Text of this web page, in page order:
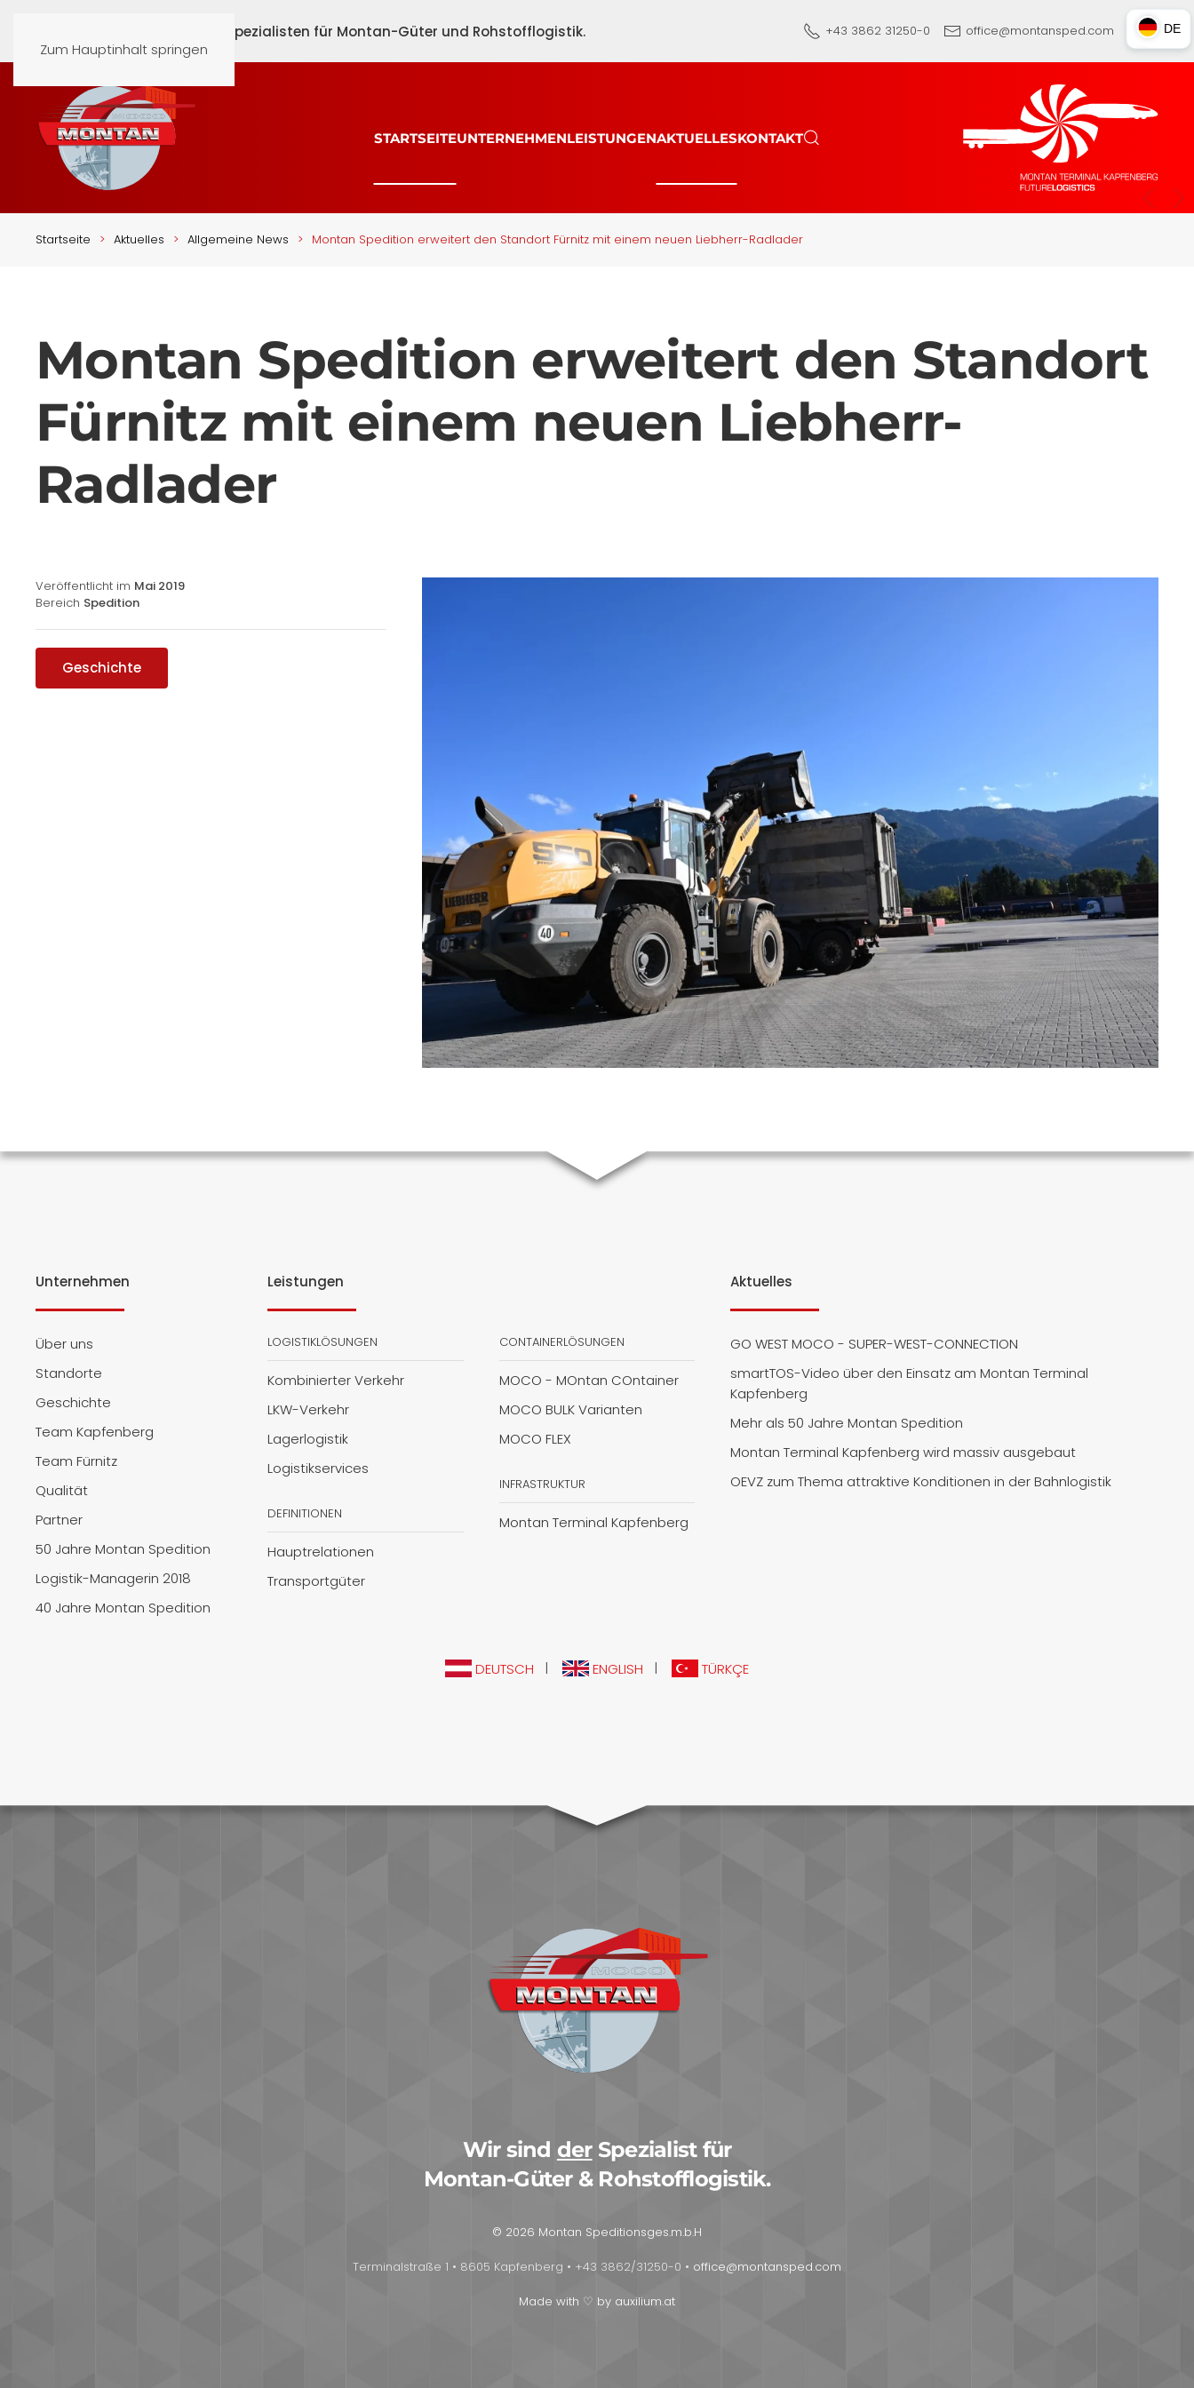
Zum Hauptinhalt springen
Schönen Nachmittag beim Spezialisten für Montan-Güter und Rohstofflogistik. +43 3862 31250-0 office@montansped.com DE
DE
STARTSEITEUNTERNEHMENLEISTUNGENAKTUELLESKONTAKT
Aktuelles
Startseite Aktuelles Allgemeine News Montan Spedition erweitert den Standort Fürnitz mit einem neuen Liebherr-Radlader
Montan Spedition erweitert den Standort
Fürnitz mit einem neuen Liebherr-
Radlader
Veröffentlicht im Mai 2019
Bereich Spedition
Geschichte
Unternehmen
Über uns
Standorte
Geschichte
Team Kapfenberg
Team Fürnitz
Qualität
Partner
50 Jahre Montan Spedition
Logistik-Managerin 2018
40 Jahre Montan Spedition
Leistungen
LOGISTIKLÖSUNGEN
Kombinierter Verkehr
LKW-Verkehr
Lagerlogistik
Logistikservices
DEFINITIONEN
Hauptrelationen
Transportgüter
CONTAINERLÖSUNGEN
MOCO - MOntan COntainer
MOCO BULK Varianten
MOCO FLEX
INFRASTRUKTUR
Montan Terminal Kapfenberg
Aktuelles
GO WEST MOCO - SUPER-WEST-CONNECTION
smartTOS-Video über den Einsatz am Montan Terminal
Kapfenberg
Mehr als 50 Jahre Montan Spedition
Montan Terminal Kapfenberg wird massiv ausgebaut
OEVZ zum Thema attraktive Konditionen in der Bahnlogistik
DEUTSCH | ENGLISH | TÜRKÇE
Wir sind derSpezialist für
Montan-Güter & Rohstofflogistik.
© 2026 Montan Speditionsges.m.b.H
Terminalstraße 1 • 8605 Kapfenberg • +43 3862/31250-0 • office@montansped.com
Made with ♡ by auxilium.at